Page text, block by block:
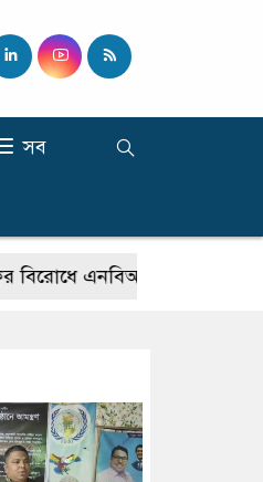
সব
ও ইউনাইটেডের দুই